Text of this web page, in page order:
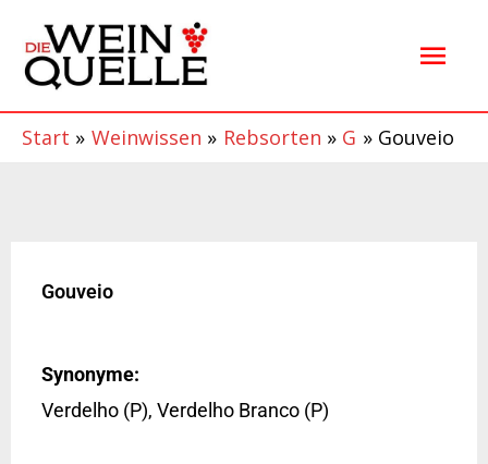
Inhalt
springen
Start Weinwissen Rebsorten G Gouveio
Gouveio
Synonyme:
Verdelho (P), Verdelho Branco (P)